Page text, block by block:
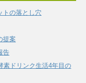
トの落とし穴
提案
告
素ドリンク生活4年目の